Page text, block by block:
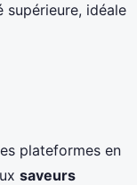
idéale
plateformes en
saveurs